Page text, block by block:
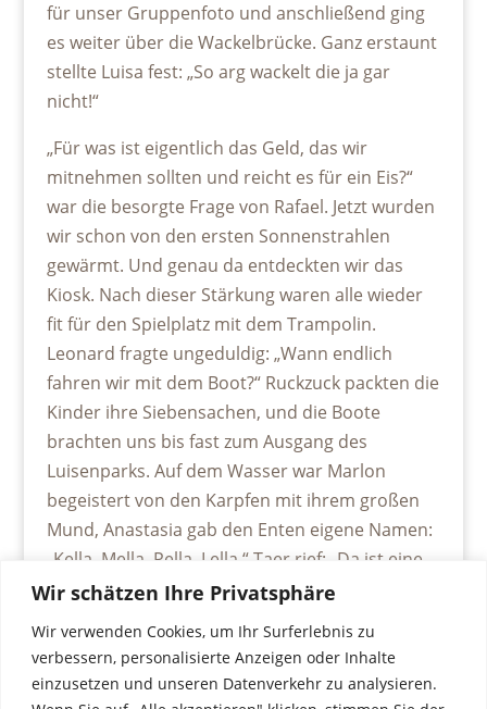
Wir schätzen Ihre Privatsphäre
Wir verwenden Cookies, um Ihr Surferlebnis zu
verbessern, personalisierte Anzeigen oder Inhalte
einzusetzen und unseren Datenverkehr zu analysieren.
für unser Gruppenfoto und anschließend ging
es weiter über die Wackelbrücke. Ganz erstaunt
stellte Luisa fest: „So arg wackelt die ja gar
nicht!“
„Für was ist eigentlich das Geld, das wir
mitnehmen sollten und reicht es für ein Eis?“
war die besorgte Frage von Rafael. Jetzt wurden
wir schon von den ersten Sonnenstrahlen
gewärmt. Und genau da entdeckten wir das
Kiosk. Nach dieser Stärkung waren alle wieder
fit für den Spielplatz mit dem Trampolin.
Leonard fragte ungeduldig: „Wann endlich
fahren wir mit dem Boot?“ Ruckzuck packten die
Kinder ihre Siebensachen, und die Boote
brachten uns bis fast zum Ausgang des
Luisenparks. Auf dem Wasser war Marlon
begeistert von den Karpfen mit ihrem großen
Mund, Anastasia gab den Enten eigene Namen:
„Kella, Mella, Pella, Lella.“ Taer rief: „Da ist eine
Papa-Ente“ und alle bewunderten den
Bei der Heimfahrt im Bus war es ganz still. Wer
sich genau umsah, bemerkte einige müde und